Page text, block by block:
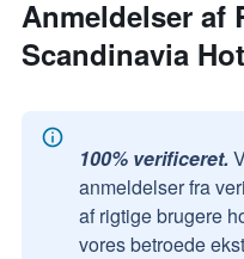
Anmeldelser af
Scandinavia
100% verificeret.
anmeldelser fra
af rigtige brugere
vores betroede